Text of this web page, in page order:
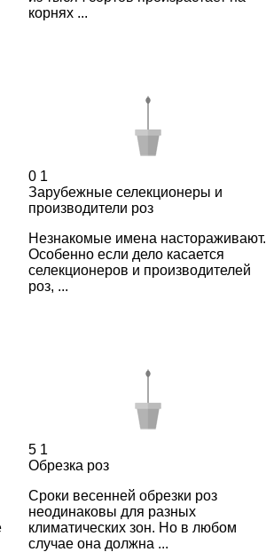
корнях ...
0 1
Зарубежные селекционеры и
производители роз
Незнакомые имена настораживают.
Особенно если дело касается
селекционеров и производителей
роз, ...
5 1
Обрезка роз
Сроки весенней обрезки роз
неодинаковы для разных
климатических зон. Но в любом
случае она должна ...